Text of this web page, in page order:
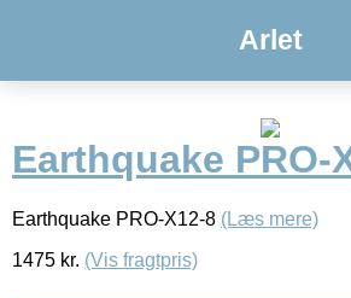
Arlet
Earthquake PRO-
Earthquake PRO-X12-8 (Læs mere)
1475 kr. (Vis fragtpris)